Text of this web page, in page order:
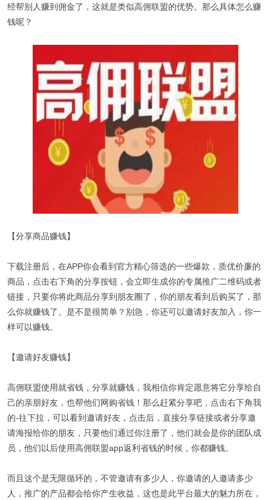
经帮别人赚到佣金了，这就是类似高佣联盟的优势。那么具体怎么赚
钱呢？
【分享商品赚钱】
下载注册后，在APP你会看到官方精心筛选的一些爆款，质优价廉的
商品，点击右下角的分享按钮，会立即生成你的专属推广二维码或者
链接，只要你将此商品分享到朋友圈了，你的朋友看到后购买了，那
么你就赚钱了。是不是很简单？别急，你还可以邀请好友加入，你一
样可以赚钱。
【邀请好友赚钱】
高佣联盟使用就省钱，分享就赚钱，我相信你肯定愿意将它分享给自
己的亲朋好友，也帮他们网购省钱！那么赶紧分享吧，点击右下角我
的-往下拉，可以看到邀请好友，点击后，直接分享链接或者分享邀
请海报给你的朋友，只要他们通过你注册了，他们就会是你的团队成
员，他们以后使用高佣联盟app返利省钱的时候，你都赚钱。
而且这个是无限循环的，不管邀请有多少人，你邀请的人邀请多少
人，推广的产品都会给你产生收益，这也是此平台最大的魅力所在，